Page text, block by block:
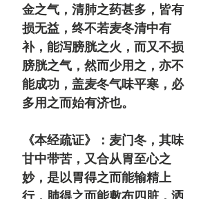
金之气，清肺之药甚多，皆有
损无益，终不若麦冬清中有
补，能泻膀胱之火，而又不损
膀胱之气，然而少用之，亦不
能成功，盖麦冬气味平寒，必
多用之而始有济也。
《本经疏证》：麦门冬，其味
甘中带苦，又合从胃至心之
妙，是以胃得之而能输精上